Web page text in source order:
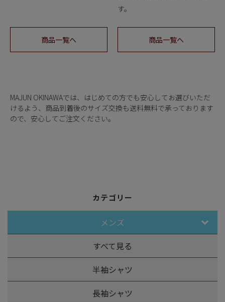
商品一覧へ
す。
商品一覧へ
MAJUN OKINAWAでは、はじめての方でも安心してお選びいただ
けるよう、商品到着後のサイズ交換も送料無料で承っております
ので、安心してご注文ください。
カテゴリー
メンズ
すべて見る
半袖シャツ
長袖シャツ